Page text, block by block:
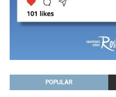
POPULAR